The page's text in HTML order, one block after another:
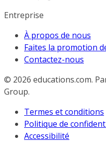
Entreprise
À propos de nous
Faites la promotion
Contactez-nous
© 2026 educations.com.
Group.
Termes et conditions
Politique de
Accessibilité